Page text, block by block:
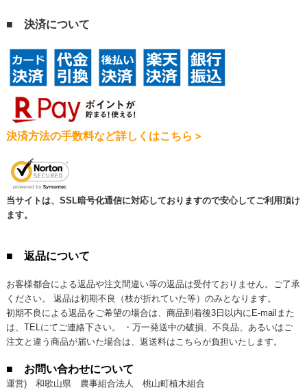
■ 決済について
決済方法の手数料など詳しくはこちら＞
当サイトは、SSL暗号化通信に対応しておりますので安心してご利用頂け
ます。
■ 返品について
お客様都合による返品や注文間違い等の返品は受付ておりません。ご了承
ください。 返品は初期不良（枝が折れていた等）のみとなります。
初期不良による返品をご希望の場合は、商品到着後3日以内にE-mailまた
は、TELにてご連絡下さい。 ・万一発送中の破損、不良品、あるいはご
注文と違う商品が届いた場合は、返送料はこちらが負担いたします。
■ お問い合わせについて
運営) 和歌山県 農事組合法人 桃山町植木組合